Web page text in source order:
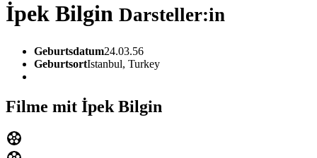
İpek Bilgin Darsteller:in
Geburtsdatum24.03.56
GeburtsortIstanbul, Turkey
Filme mit İpek Bilgin